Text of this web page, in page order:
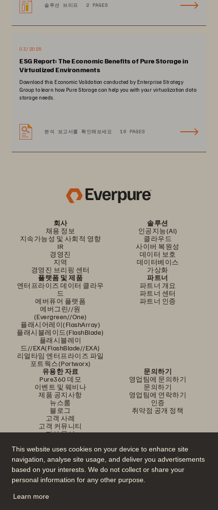
This website uses cookies on your device to enhance site
navigation, analyse site usage, and deliver you advertisements
based on your interests. We do not collect or share your
personal information for any other purpose.
Learn more
솔루션 브리프 2 PAGES
03/2025
ESG Report: The Economic Benefits of Pure Storage in
Virtualized Environments
Download this Economic Validation conducted by Enterprise Strategy
Group to learn how Pure Storage can help you with your virtualization data
storage needs.
분석 보고서를 확인해보세요 16 PAGES
회사
채용 정보
지속가능성 및 사회적 영향
IR
경영진
지역
경영진 브리핑 센터
솔루션
인공지능(AI)
클라우드
사이버 복원성
데이터 보호
데이터베이스
가상화
플랫폼 및 제품
엔터프라이즈 데이터 클라우
드
에버퓨어 플랫폼
에버그린//원
(Evergreen//One)
플래시어레이(FlashArray)
플래시블레이드(FlashBlade)
플래시블레이
드//EXA(FlashBlade//EXA)
리얼타임 엔터프라이즈 파일
포트웍스(Portworx)
파트너
파트너 개요
파트너 센터
파트너 인증
유용한 자료
Pure360 데모
이벤트 및 웨비나
제품 공지사항
뉴스룸
블로그
고객 사례
고객 커뮤니티
지식 문서
문의하기
영업팀에 문의하기
문의하기
영업팀에 연락하기
인증
취약점 공개 정책
문의하기
에버퓨어(Everpure) 공식 소셜미디어 팔로우하기